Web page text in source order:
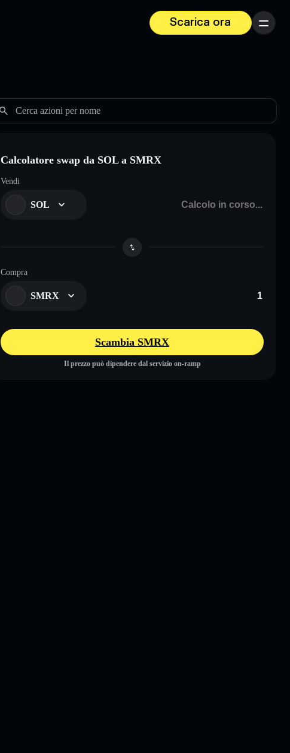
Scarica ora
Menu
Cerca azioni per nome
Calcolatore swap da SOL a SMRX
Vendi
SOL
Compra
SMRX
Scambia SMRX
Il prezzo può dipendere dal servizio on-ramp